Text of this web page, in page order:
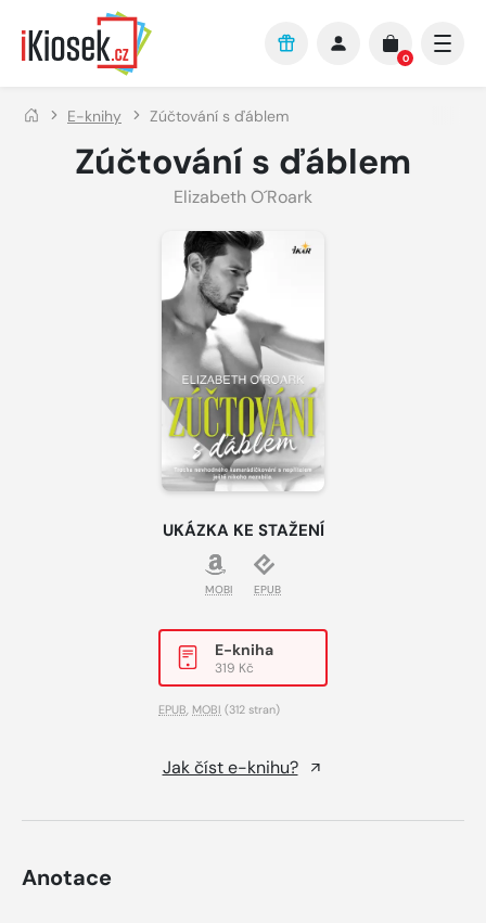
Přejít na hlavní obsah
0
E-knihy Zúčtování s ďáblem
Zúčtování s ďáblem
Elizabeth O´Roark
UKÁZKA KE STAŽENÍ
MOBI EPUB
E-kniha
319 Kč
EPUB MOBI (312 stran)
Jak číst e-knihu?
Anotace